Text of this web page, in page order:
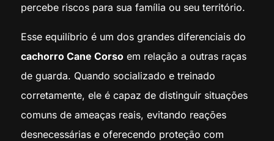
percebe riscos para sua família ou seu território.
Esse equilíbrio é um dos grandes diferenciais do
cachorro Cane Corsoem relação a outras raças
de guarda. Quando socializado e treinado
corretamente, ele é capaz de distinguir situações
comuns de ameaças reais, evitando reações
desnecessárias e oferecendo proteção com